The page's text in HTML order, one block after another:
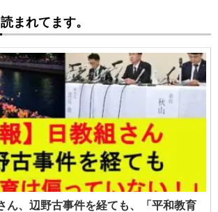
まれてます。
ん、辺野古事件を経ても、「平和教育